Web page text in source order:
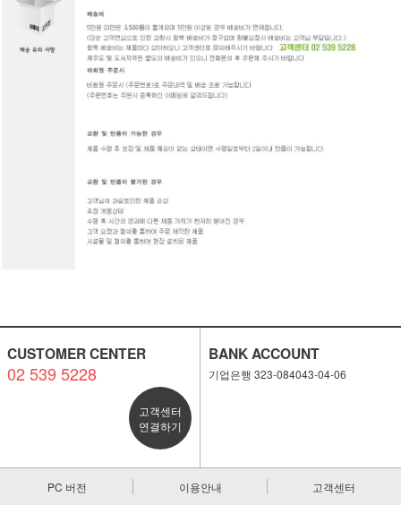
CUSTOMER CENTER
02 539 5228
고객센터
연결하기
BANK ACCOUNT
기업은행 323-084043-04-06
PC 버전 이용안내 고객센터